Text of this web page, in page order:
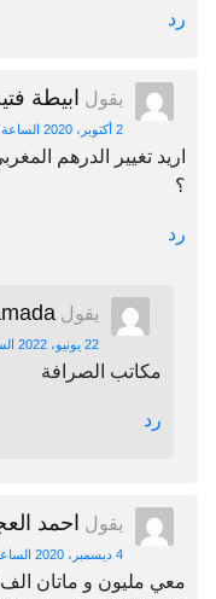
رد
يقول ابيطة
2 أكتوبر، 2020 الساعة 2:00 م
اريد تغيير الدرهم
؟
رد
يقول
22 يونيو، 2022 الساعة 2:48 م
مكاتب الصرافة
رد
يقول احمد
4 ديسمبر، 2020 الساعة 4:48 م
معي مليون و ماتان الف